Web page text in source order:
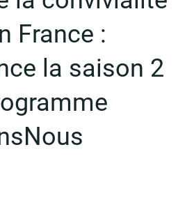
France :
la saison 2